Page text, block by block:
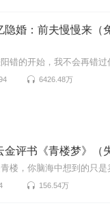
隐婚：前夫慢慢来（
阳错的开始，我不会再错过
6426.48万
金评书《青楼梦》（
楼，你脑海中想到的只是
156.54万